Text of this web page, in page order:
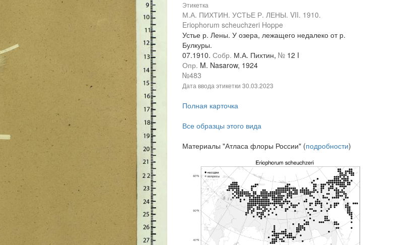
Этикетка
М.А. ПИХТИН. УСТЬЕ Р. ЛЕНЫ. VII. 1910.
Eriophorum scheuchzeri Hoppe
Устье р. Лены. У озера, лежащего недалеко от р.
Булкуры.
07.1910. Собр. М.А. Пихтин, № 12 I
Опр. M. Nasarow, 1924
№483
Дата ввода этикетки 30.03.2023
Полная карточка
Все образцы этого вида
Материалы "Атласа флоры России" (подробности)